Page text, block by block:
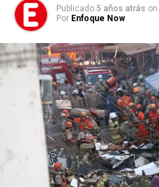
Publicado 5 años atrás on
Por Enfoque Now